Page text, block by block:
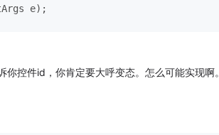
e) ;
控件id，你肯定要大呼变态。怎么可能实现啊。